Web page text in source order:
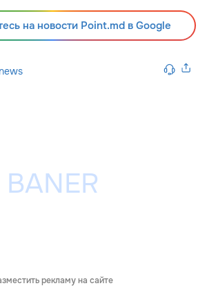
на новости Point.md в Google
рекламу на сайте